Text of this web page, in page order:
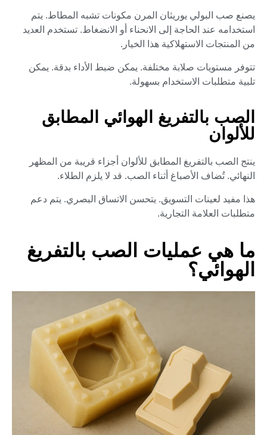
يصنع صب البولي يوريثان المرن مكونات تشبه المطاط. يتم
استخدامه عند الحاجة إلى الانحناء أو الانضغاط. تستخدم العديد
من المنتجات الاستهلاكية هذا الخيار.
تتوفر مستويات صلابة مختلفة. يمكن ضبط الأداء بدقة. يمكن
تلبية متطلبات الاستخدام بسهولة.
الصب بالتفريغ الهوائي المطابق
للألوان
ينتج الصب بالتفريغ المطابق للألوان أجزاء قريبة من المظهر
النهائي. تُضاف الأصباغ أثناء الصب. قد لا يلزم الطلاء.
هذا مفيد لعينات التسويق. يتحسن الاتساق البصري. يتم دعم
متطلبات العلامة التجارية.
ما هي عمليات الصب بالتفريغ
الهوائي؟